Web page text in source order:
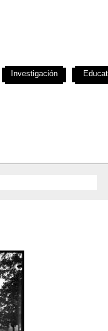
Investigación